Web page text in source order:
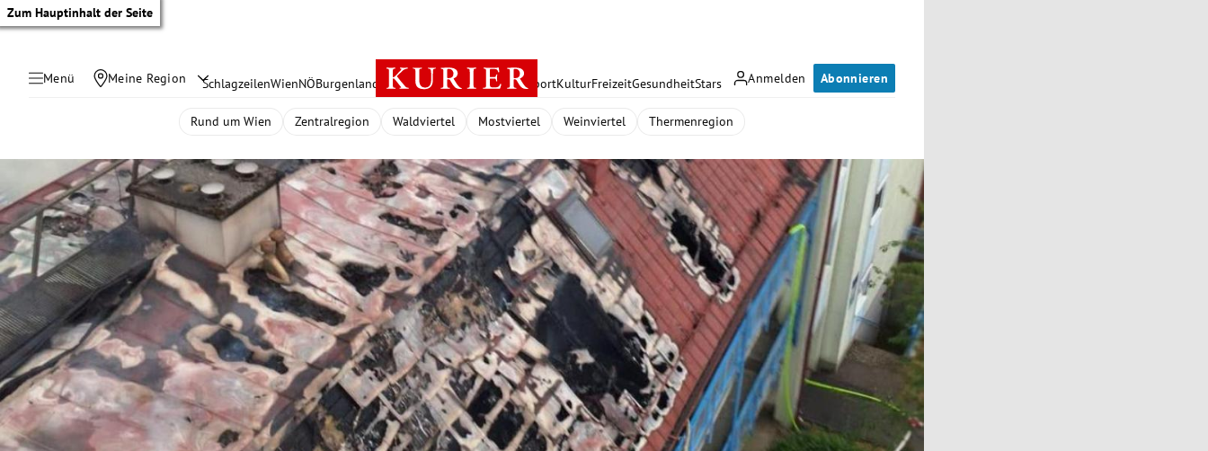
Zum Hauptinhalt der Seite
Menü Meine Region Anmelden Abonnieren
SchlagzeilenWienNÖBurgenland Österreich PolitikWirtschaft SportKulturFreizeitGesundheitStars
Untermenü
Untermenü
Untermenü
Rund um Wien Zentralregion Waldviertel Mostviertel Weinviertel Thermenregion